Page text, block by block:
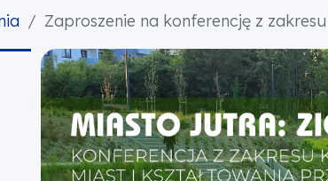
Zaproszenie na konferencję z